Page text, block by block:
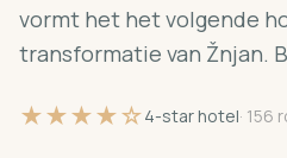
vormt het het volgende
transformatie van Žnjan.
★★★★☆4-star hotel· 156